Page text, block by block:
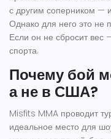
с другим соперником —
Однако для него это не
Если он не сбросит вес
спорта.
Почему бой
а не в США?
Misfits MMA проводит
идеальное место для